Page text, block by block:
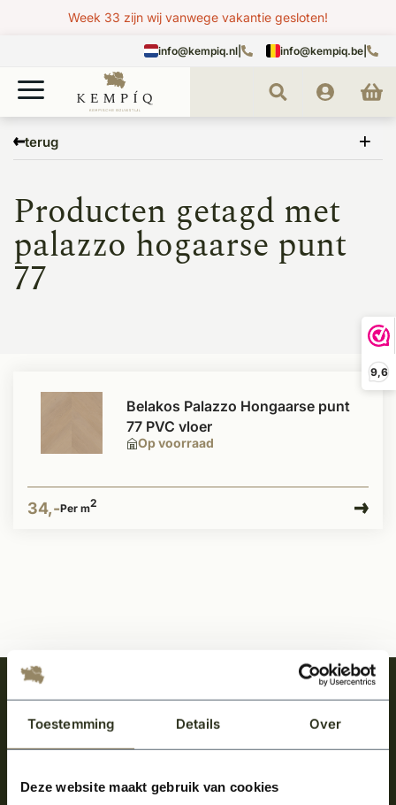
Toestemming Details Over
Deze website maakt gebruik van cookies
9,6
Week 33 zijn wij vanwege vakantie gesloten!
info@kempiq.nl info@kempiq.be
terug
palazzo hogaarse punt 77
Producten getagd met
palazzo hogaarse punt
77
Op voorraad
Belakos Palazzo Hongaarse punt
77 PVC vloer
34,-Per m2
Meld je aan en ontvang het laatste nieuws
over onze kempische bouwstijl!
Aanmelden voor de nieuwsbrief